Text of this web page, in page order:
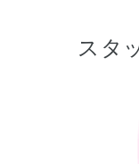
スタ